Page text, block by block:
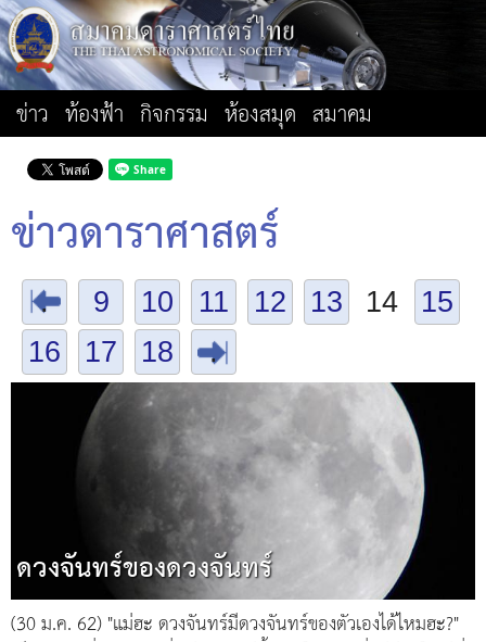
ข่าว ท้องฟ้า กิจกรรม ห้องสมุด สมาคม
ข่าวดาราศาสตร์
. 9 10 11 12 13 14
15
16
17 18 .
ดวงจันทร์ของดวงจันทร์
(30 ม.ค. 62) "แม่ฮะ ดวงจันทร์มีดวงจันทร์ของตัวเองได้ไหมฮะ?"